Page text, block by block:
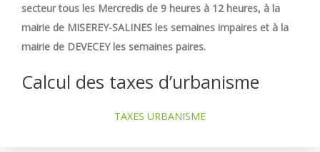
secteur tous les Mercredis de 9 heures à 12 heures, à la
mairie de MISEREY-SALINES les semaines impaires et à la
mairie de DEVECEY les semaines paires.
Calcul des taxes d’urbanisme
TAXES URBANISME